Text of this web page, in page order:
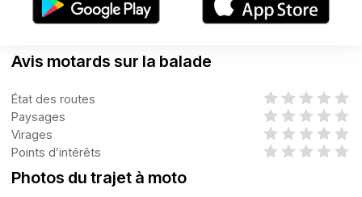
Avis motards sur la balade
État des routes
Paysages
Virages
Points d’intérêts
Photos du trajet à moto